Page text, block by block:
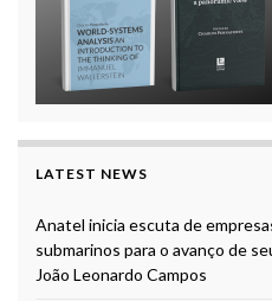
LATEST NEWS
Anatel inicia escuta de
submarinos para o avanço de
João Leonardo Campos